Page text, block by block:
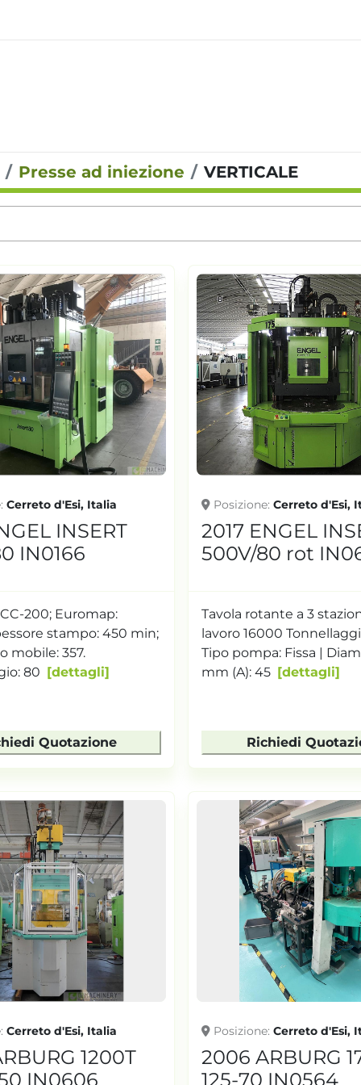
Presse ad iniezione VERTICALE
Cerreto d'Esi, Italia
INSERT
IN0166
200; Euromap:
stampo: 450 min;
mobile: 357.
80
dettagli
Quotazione
Posizione Cerreto d'Esi,
2017 ENGEL
500V/80 rot
Tavola rotante a 3
lavoro 16000
Tipo pompa: Fissa |
mm (A): 45
dettagli
Richiedi
Cerreto d'Esi, Italia
1200T
IN0606
Posizione Cerreto d'Esi,
2006 ARBURG
125-70 IN0564